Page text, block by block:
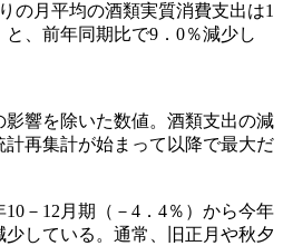
の月平均の酒類実質消費支出は1
と、前年同期比で9．0％減少し
響を除いた数値。酒類支出の減
計再集計が始まって以降で最大だ
－12月期（－4．4％）から今年
少している。通常、旧正月や秋夕